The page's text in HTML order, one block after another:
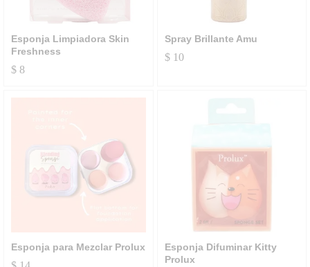
Esponja Limpiadora Skin
Freshness
$ 8
Spray Brillante Amu
$10
Esponja para Mezclar Prolux
Esponja Difuminar Kitty
Prolux